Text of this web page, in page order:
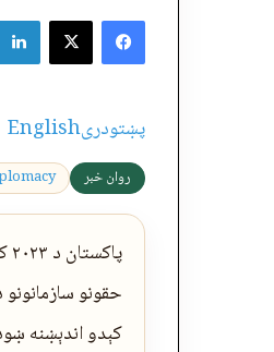
Facebook
X
پښتودریEnglish
روان خبر
حقونو